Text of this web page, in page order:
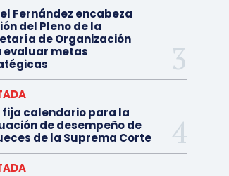
Fernández encabeza
del Pleno de la
de Organización
evaluar metas
fija calendario para la
de desempeño de
de la Suprema Corte